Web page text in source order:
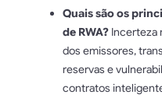
Quais são os
de RWA? Incerteza
dos emissores,
reservas e
contratos